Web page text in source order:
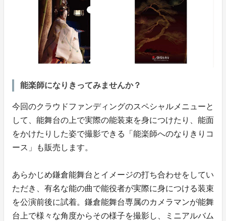
能楽師になりきってみませんか？
今回のクラウドファンディングのスペシャルメニューと
して、能舞台の上で実際の能装束を身につけたり、能面
をかけたりした姿で撮影できる「能楽師へのなりきりコ
ース」も販売します。
あらかじめ鎌倉能舞台とイメージの打ち合わせをしてい
ただき、有名な能の曲で能役者が実際に身につける装束
を公演前後に試着。鎌倉能舞台専属のカメラマンが能舞
台上で様々な角度からその様子を撮影し、ミニアルバム